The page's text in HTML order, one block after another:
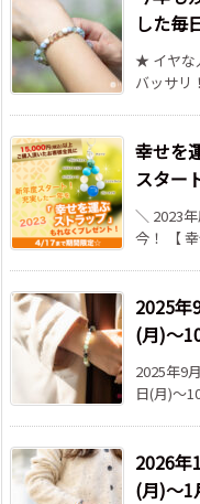
した毎
★ イヤな
バッサ
幸せを
スター
＼ 2023
今！ 【
2025年
(月)～
2025年9
日(月)～
2026年
(月)～1